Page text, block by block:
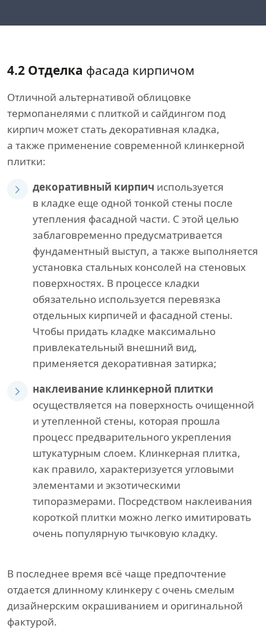
4.2 Отделка фасада кирпичом
Отличной альтернативой облицовке
термопанелями с плиткой и сайдингом под
кирпич может стать декоративная кладка,
а также применение современной клинкерной
плитки:
декоративный кирпич используется
в кладке еще одной тонкой стены после
утепления фасадной части. С этой целью
заблаговременно предусматривается
фундаментный выступ, а также выполняется
установка стальных консолей на стеновых
поверхностях. В процессе кладки
обязательно используется перевязка
отдельных кирпичей и фасадной стены.
Чтобы придать кладке максимально
привлекательный внешний вид,
применяется декоративная затирка;
наклеивание клинкерной плитки
осуществляется на поверхность очищенной
и утепленной стены, которая прошла
процесс предварительного укрепления
штукатурным слоем. Клинкерная плитка,
как правило, характеризуется угловыми
элементами и экзотическими
типоразмерами. Посредством наклеивания
короткой плитки можно легко имитировать
очень популярную тычковую кладку.
В последнее время всё чаще предпочтение
отдается длинному клинкеру с очень смелым
дизайнерским окрашиванием и оригинальной
фактурой.